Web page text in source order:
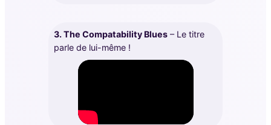
3. The Compatability Blues– Le titre
parle de lui-même !